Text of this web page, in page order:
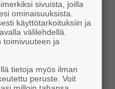
sivuista, joilla
ominaisuuksista.
käyttötarkoituksiin ja
välilehdellä.
toimivuuteen ja
tietoja myös ilman
peruste. Voit